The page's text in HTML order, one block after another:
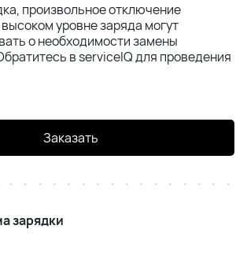
Plus (S906B)
Ultra (S908B)
(S911)
Plus (S916)
Plus (S926)
произвольное отключение
уровне заряда могут
о необходимости замены
в serviceIQ для проведения
Заказать
зарядки